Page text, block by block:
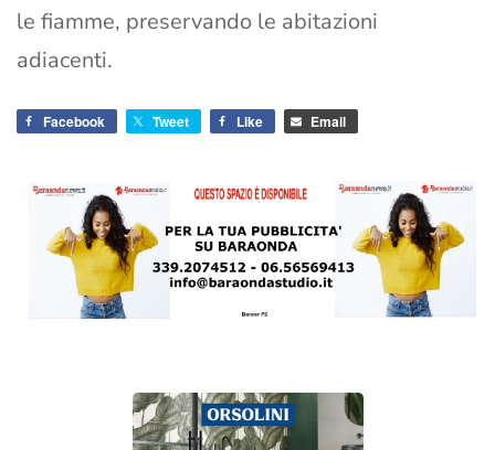
le fiamme, preservando le abitazioni
adiacenti.
Facebook Tweet Like Email